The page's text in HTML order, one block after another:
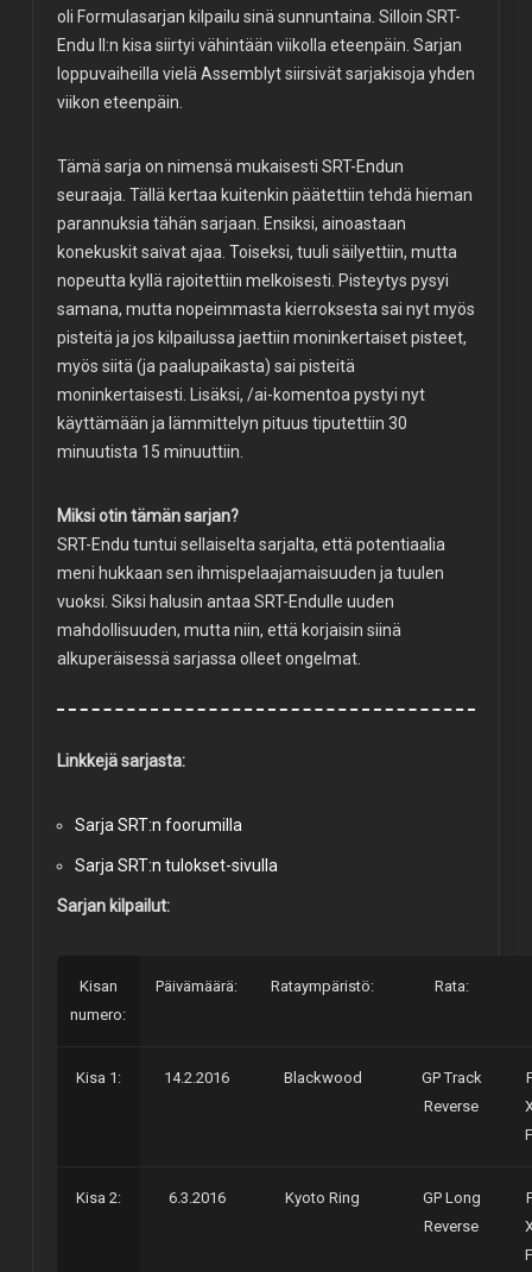
oli Formulasarjan kilpailu sinä sunnuntaina. Silloin SRT-
Endu II:n kisa siirtyi vähintään viikolla eteenpäin. Sarjan
loppuvaiheilla vielä Assemblyt siirsivät sarjakisoja yhden
viikon eteenpäin.
Tämä sarja on nimensä mukaisesti SRT-Endun
seuraaja. Tällä kertaa kuitenkin päätettiin tehdä hieman
parannuksia tähän sarjaan. Ensiksi, ainoastaan
konekuskit saivat ajaa. Toiseksi, tuuli säilyettiin, mutta
nopeutta kyllä rajoitettiin melkoisesti. Pisteytys pysyi
samana, mutta nopeimmasta kierroksesta sai nyt myös
pisteitä ja jos kilpailussa jaettiin moninkertaiset pisteet,
myös siitä (ja paalupaikasta) sai pisteitä
moninkertaisesti. Lisäksi, /ai-komentoa pystyi nyt
käyttämään ja lämmittelyn pituus tiputettiin 30
minuutista 15 minuuttiin.
Miksi otin tämän sarjan?
SRT-Endu tuntui sellaiselta sarjalta, että potentiaalia
meni hukkaan sen ihmispelaajamaisuuden ja tuulen
vuoksi. Siksi halusin antaa SRT-Endulle uuden
mahdollisuuden, mutta niin, että korjaisin siinä
alkuperäisessä sarjassa olleet ongelmat.
Linkkejä sarjasta:
Sarja SRT:n foorumilla
Sarja SRT:n tulokset-sivulla
Sarjan kilpailut:
Kisan
numero:
Päivämäärä: Rataympäristö: Rata:
Kisa 1: 14.2.2016 Blackwood
GP Track
Reverse
Kisa 2: 6.3.2016 Kyoto Ring
GP Long
Reverse